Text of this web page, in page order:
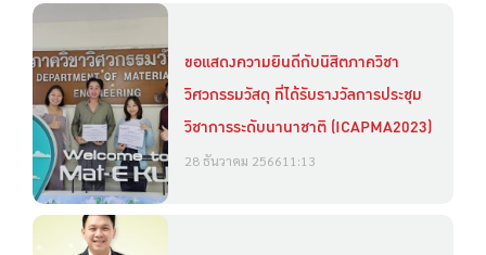
ขอแสดงความยินดีกับนิสิตภาควิชา
วิศวกรรมวัสดุ ที่ได้รับรางวัลการประชุม
วิชาการระดับนานาชาติ (ICAPMA2023)
28 ธันวาคม 256611:13